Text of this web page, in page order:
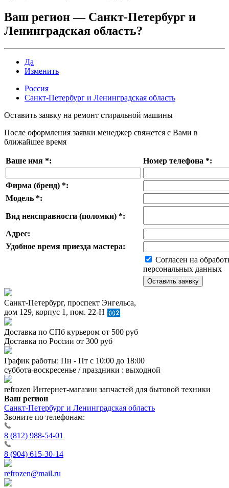
Ваш регион — Санкт-Петербург и
Ленинградская область?
Да
Изменить
Россия
Санкт-Петербург и Ленинградская область
Оставить заявку на ремонт стиральной машины
После оформления заявки менеджер свяжется с Вами в
ближайшее время
Ваше имя *: Номер телефона *:
Фирма (бренд) *:
Модель *:
Вид неисправности (поломки) *:
Адрес:
Удобное время приезда мастера:
Согласен на
персональных данных
Санкт-Петербург, проспект Энгельса,
дом 129, корпус 1, пом. 22-Н
Доставка по СПб курьером от 500 руб
Доставка по России от 300 руб
График работы: Пн - Пт с 10:00 до 18:00
суббота-воскресенье / праздники : выходной
refrozen Интернет-магазин запчастей для бытовой техники
Ваш регион
Санкт-Петербург и Ленинградская область
Звоните по телефонам:
8 (812) 988-54-01
8 (904) 615-30-14
refrozen@mail.ru